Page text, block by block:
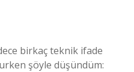
birkaç teknik ifade
şöyle düşündüm: